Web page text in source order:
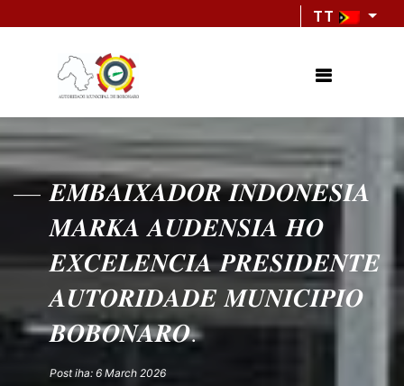
TT
𝑬𝑴𝑩𝑨𝑰𝑿𝑨𝑫𝑶𝑹 𝑰𝑵𝑫𝑶𝑵𝑬𝑺𝑰𝑨
𝑴𝑨𝑹𝑲𝑨 𝑨𝑼𝑫𝑬𝑵𝑺𝑰𝑨 𝑯𝑶
𝑬𝑿𝑪𝑬𝑳𝑬𝑵𝑪𝑰𝑨 𝑷𝑹𝑬𝑺𝑰𝑫𝑬𝑵𝑻𝑬
𝑨𝑼𝑻𝑶𝑹𝑰𝑫𝑨𝑫𝑬 𝑴𝑼𝑵𝑰𝑪𝑰𝑷𝑰𝑶
𝑩𝑶𝑩𝑶𝑵𝑨𝑹𝑶.
Post iha: 6 March 2026